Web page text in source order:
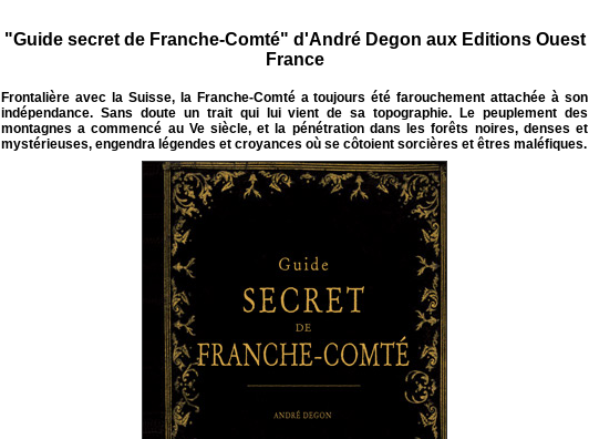
"Guide secret de Franche-Comté" d'André Degon aux Editions Ouest
France
Frontalière avec la Suisse, la Franche-Comté a toujours été farouchement attachée à son
indépendance. Sans doute un trait qui lui vient de sa topographie. Le peuplement des
montagnes a commencé au Ve siècle, et la pénétration dans les forêts noires, denses et
mystérieuses, engendra légendes et croyances où se côtoient sorcières et êtres maléfiques.